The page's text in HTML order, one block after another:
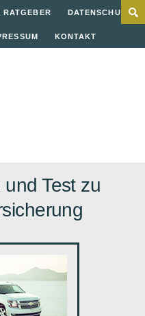
RATGEBER DATENSCHUTZ
KONTAKT
Test zu